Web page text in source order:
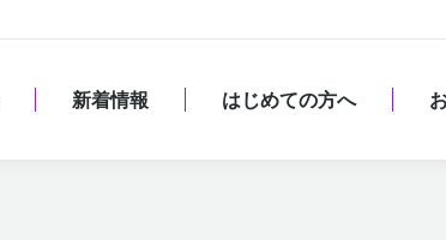
新着情報 はじめての方へ
新着情報 はじめての方へ